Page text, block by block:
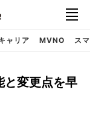
ャリア MVNO ス
と変更点を早